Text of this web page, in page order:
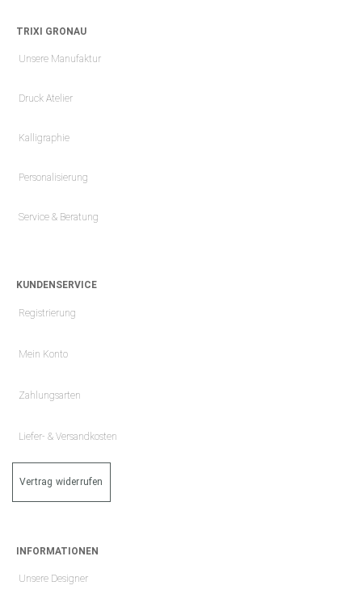
TRIXI GRONAU
Unsere Manufaktur
Druck Atelier
Kalligraphie
Personalisierung
Service & Beratung
KUNDENSERVICE
Registrierung
Mein Konto
Zahlungsarten
Liefer- & Versandkosten
Vertrag widerrufen
INFORMATIONEN
Unsere Designer